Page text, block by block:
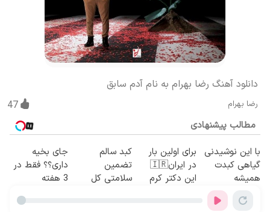
دانلود آهنگ رضا بهرام به نام آدم سابق
رضا بهرام 47
مطالب پیشنهادی
با این نوشیدنی
گیاهی کبدت
همیشه
برای اولین بار
در ایران🇮🇷
این دکتر کرم
کبد سالم
تضمین
سلامتی کل
جای بخیه
داری؟؟ فقط در
3 هفته